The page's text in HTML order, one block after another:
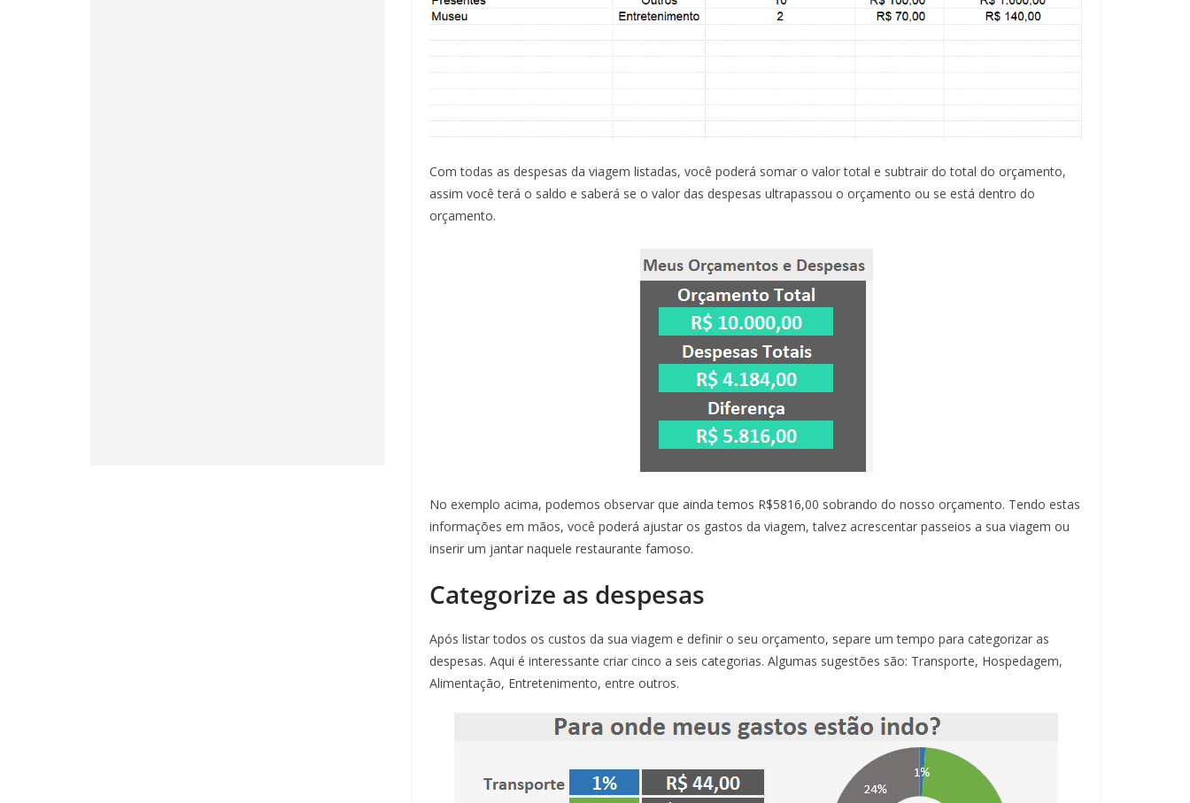
Com todas as despesas da viagem listadas, você poderá somar o valor total e subtrair do total do orçamento,
assim você terá o saldo e saberá se o valor das despesas ultrapassou o orçamento ou se está dentro do
orçamento.
No exemplo acima, podemos observar que ainda temos R$5816,00 sobrando do nosso orçamento. Tendo estas
informações em mãos, você poderá ajustar os gastos da viagem, talvez acrescentar passeios a sua viagem ou
inserir um jantar naquele restaurante famoso.
Categorize as despesas
Após listar todos os custos da sua viagem e definir o seu orçamento, separe um tempo para categorizar as
despesas. Aqui é interessante criar cinco a seis categorias. Algumas sugestões são: Transporte, Hospedagem,
Alimentação, Entretenimento, entre outros.